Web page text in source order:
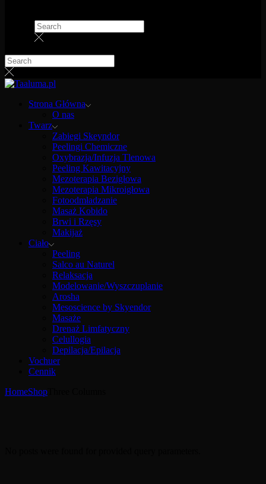
Strona Główna
O nas
Twarz
Zabiegi Skeyndor
Peelingi Chemiczne
Oxybrazja/Infuzja Tlenowa
Peeling Kawitacyjny
Mezoterapia Bezigłowa
Mezoterapia Mikroigłowa
Fotoodmładzanie
Masaż Kobido
Brwi i Rzęsy
Makijaż
Ciało
Peeling
Salco au Naturel
Relaksacja
Modelowanie/Wyszczuplanie
Arosha
Mesoscience by Skyendor
Masaże
Drenaż Limfatyczny
Celullogia
Depilacja/Epilacja
Vochuer
Cennik
HomeShop